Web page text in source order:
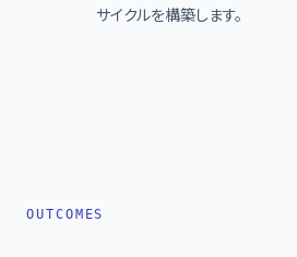
サイクルを構築します。
OUTCOMES